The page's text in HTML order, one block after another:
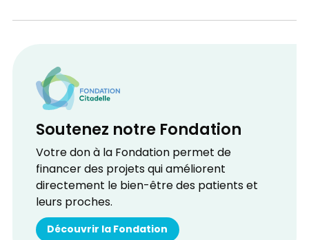
Soutenez notre Fondation
Votre don à la Fondation permet de
financer des projets qui améliorent
directement le bien-être des patients et
leurs proches.
Découvrir la Fondation